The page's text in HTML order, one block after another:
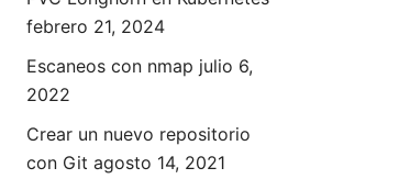
febrero 21, 2024
Escaneos con nmap julio 6,
2022
Crear un nuevo repositorio
con Git agosto 14, 2021